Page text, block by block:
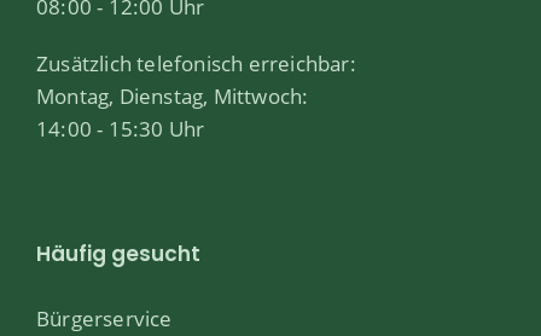
08:00 - 12:00 Uhr
Zusätzlich telefonisch erreichbar:
Montag, Dienstag, Mittwoch:
14:00 - 15:30 Uhr
Häufig gesucht
Bürgerservice